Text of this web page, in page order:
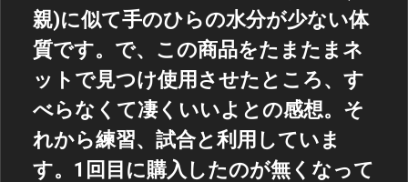
親)に似て手のひらの水分が少ない体
質です。で、この商品をたまたまネ
ットで見つけ使用させたところ、す
べらなくて凄くいいよとの感想。そ
れから練習、試合と利用していま
す。1回目に購入したのが無くなって